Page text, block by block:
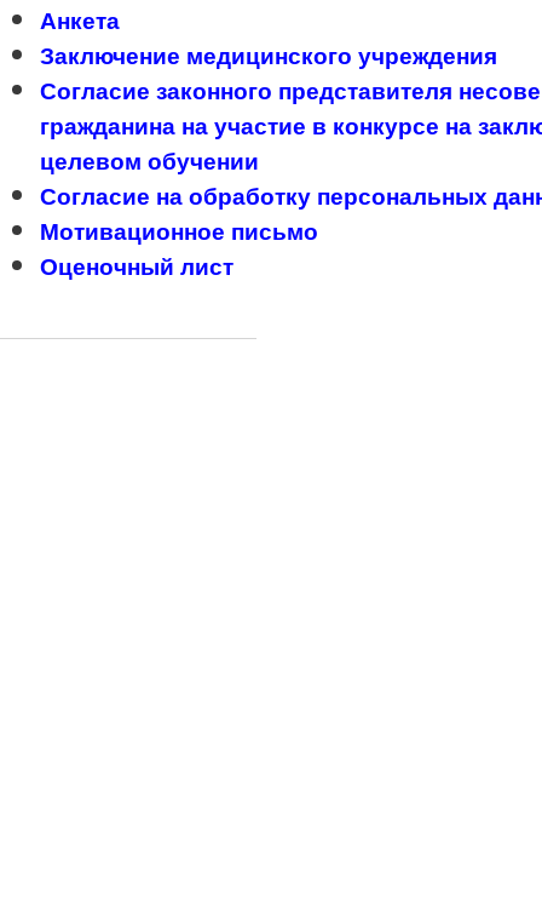
Анкета
Заключение медицинского учреждения
Согласие законного представителя
гражданина на участие в конкурсе на
целевом обучении
Согласие на обработку персональных
Мотивационное письмо
Оценочный лист